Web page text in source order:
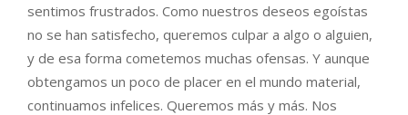
sentimos frustrados. Como nuestros deseos egoístas
no se han satisfecho, queremos culpar a algo o alguien,
y de esa forma cometemos muchas ofensas. Y aunque
obtengamos un poco de placer en el mundo material,
continuamos infelices. Queremos más y más. Nos